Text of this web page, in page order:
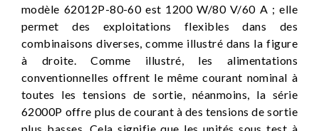
modèle 62012P-80-60 est 1200 W/80 V/60 A ; elle
permet des exploitations flexibles dans des
combinaisons diverses, comme illustré dans la figure
à droite. Comme illustré, les alimentations
conventionnelles offrent le même courant nominal à
toutes les tensions de sortie, néanmoins, la série
62000P offre plus de courant à des tensions de sortie